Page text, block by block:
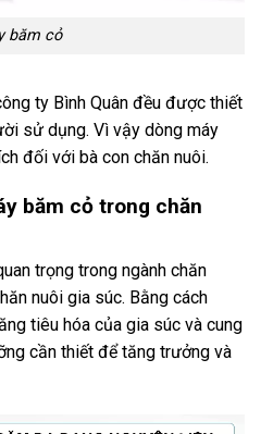
băm cỏ
ty Bình Quân đều được thiết
sử dụng. Vì vậy dòng máy
đối với bà con chăn nuôi.
băm cỏ trong chăn
trọng trong ngành chăn
nuôi gia súc. Bằng cách
tiêu hóa của gia súc và cung
cần thiết để tăng trưởng và